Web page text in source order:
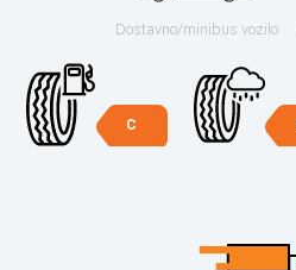
Dostavno/minibus vozilo
C